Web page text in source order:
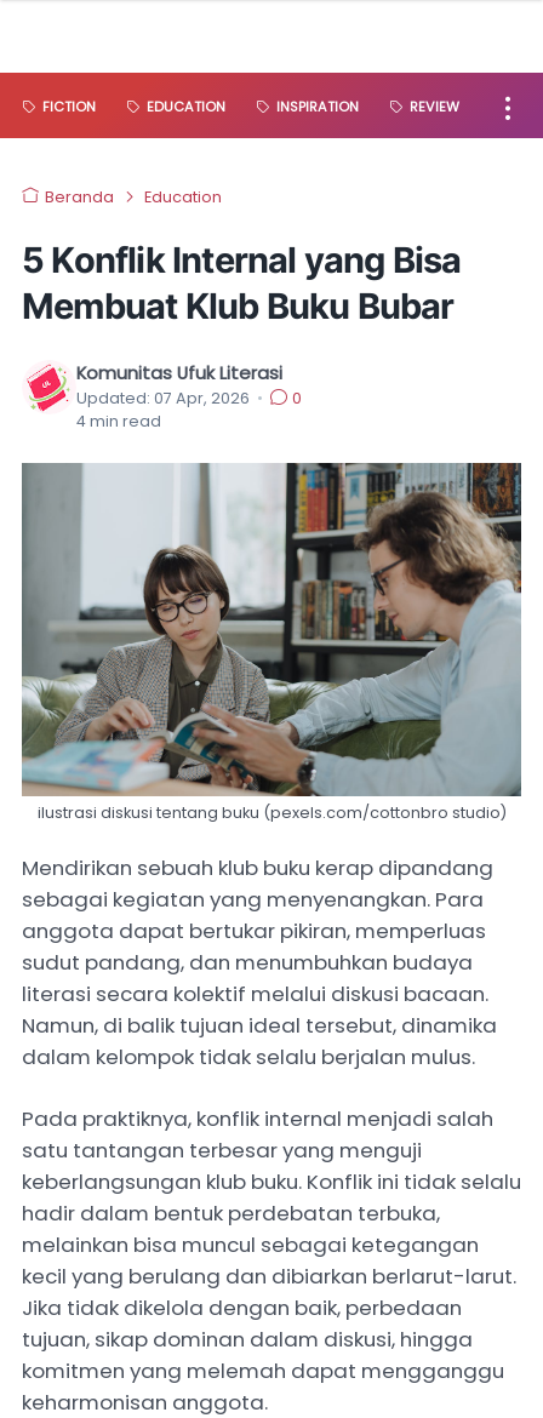
FICTION EDUCATION INSPIRATION REVIEW
Beranda Education
5 Konflik Internal yang Bisa
Membuat Klub Buku Bubar
Komunitas Ufuk Literasi
Updated: 07 Apr, 2026 •
0
4min read
ilustrasi diskusi tentang buku (pexels.com/cottonbro studio)
Mendirikan sebuah klub buku kerap dipandang
sebagai kegiatan yang menyenangkan. Para
anggota dapat bertukar pikiran, memperluas
sudut pandang, dan menumbuhkan budaya
literasi secara kolektif melalui diskusi bacaan.
Namun, di balik tujuan ideal tersebut, dinamika
dalam kelompok tidak selalu berjalan mulus.
Pada praktiknya, konflik internal menjadi salah
satu tantangan terbesar yang menguji
keberlangsungan klub buku. Konflik ini tidak selalu
hadir dalam bentuk perdebatan terbuka,
melainkan bisa muncul sebagai ketegangan
kecil yang berulang dan dibiarkan berlarut-larut.
Jika tidak dikelola dengan baik, perbedaan
tujuan, sikap dominan dalam diskusi, hingga
komitmen yang melemah dapat mengganggu
keharmonisan anggota.